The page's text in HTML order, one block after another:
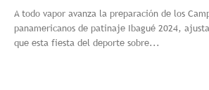
A todo vapor avanza la preparación de los
panamericanos de patinaje Ibagué 2024,
que esta fiesta del deporte sobre...